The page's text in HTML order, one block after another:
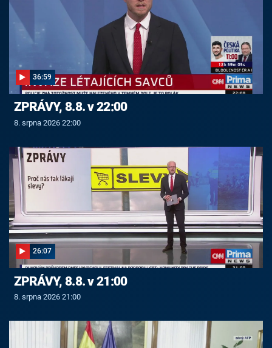
36:59
ZPRÁVY, 8.8. v 22:00
8. srpna 2026 22:00
26:07
ZPRÁVY, 8.8. v 21:00
8. srpna 2026 21:00